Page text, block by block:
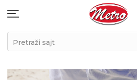
Pretraži sajt